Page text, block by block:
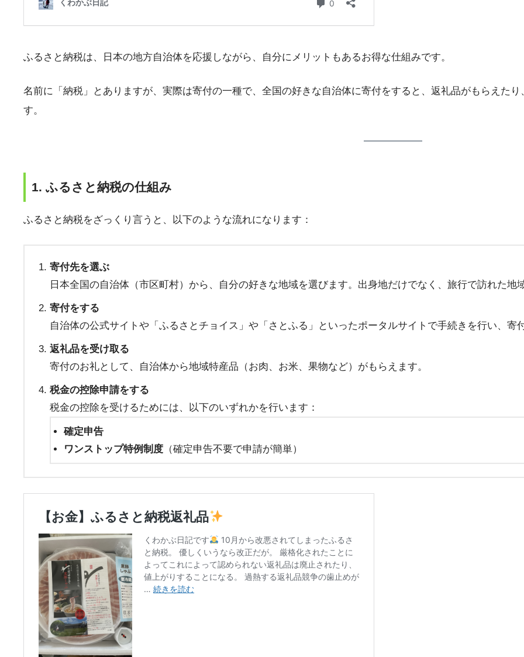
ふるさと納税は、日本の地方自治体を応援しながら、自分にメリットもあるお得な仕組みです。
名前に「納税」とありますが、実際は寄付の一種で、全国の好きな自治体に寄付をすると、返礼品がもらえた
す。
1. ふるさと納税の仕組み
ふるさと納税をざっくり言うと、以下のような流れになります：
寄付先を選ぶ
日本全国の自治体（市区町村）から、自分の好きな地域を選びます。出身地だけでなく、旅行で訪れた
寄付をする
自治体の公式サイトや「ふるさとチョイス」や「さとふる」といったポータルサイトで手続きを行い、
返礼品を受け取る
寄付のお礼として、自治体から地域特産品（お肉、お米、果物など）がもらえます。
税金の控除申請をする
税金の控除を受けるためには、以下のいずれかを行います：
確定申告
ワンストップ特例制度 （確定申告不要で申請が簡単）